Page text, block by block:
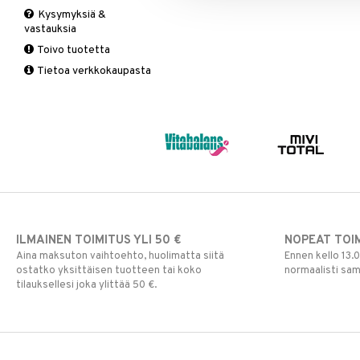
Suolisto
Valkosipuli
Yskään
C-vitamiinit
Miehet
Multimineraalit
Q-10
Schizandra
Suorituskyky
Kysymyksiä &
vastauksia
Toivo tuotetta
Tietoa verkkokaupasta
ILMAINEN TOIMITUS YLI 50 €
Aina maksuton vaihtoehto, huolimatta siitä
ostatko yksittäisen tuotteen tai koko
tilauksellesi joka ylittää 50 €.
NOPEAT
Ennen kello
normaalisti